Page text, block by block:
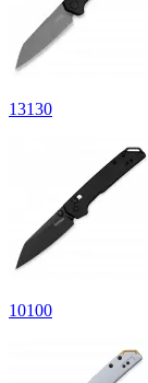
13130
10100